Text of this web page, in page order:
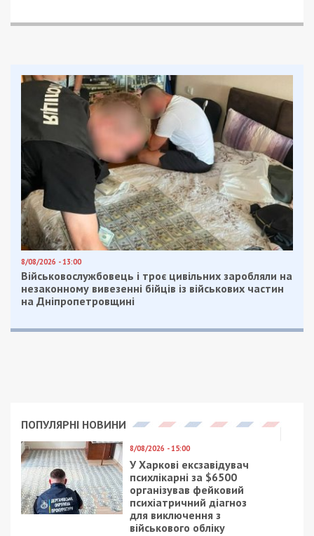
8/08/2026 - 13:00
Військовослужбовець і троє цивільних заробляли на
незаконному вивезенні бійців із військових частин
на Дніпропетровщині
ПОПУЛЯРНІ НОВИНИ
8/08/2026 - 15:00
У Харкові ексзавідувач
психлікарні за $6500
організував фейковий
психіатричний діагноз
для виключення з
військового обліку